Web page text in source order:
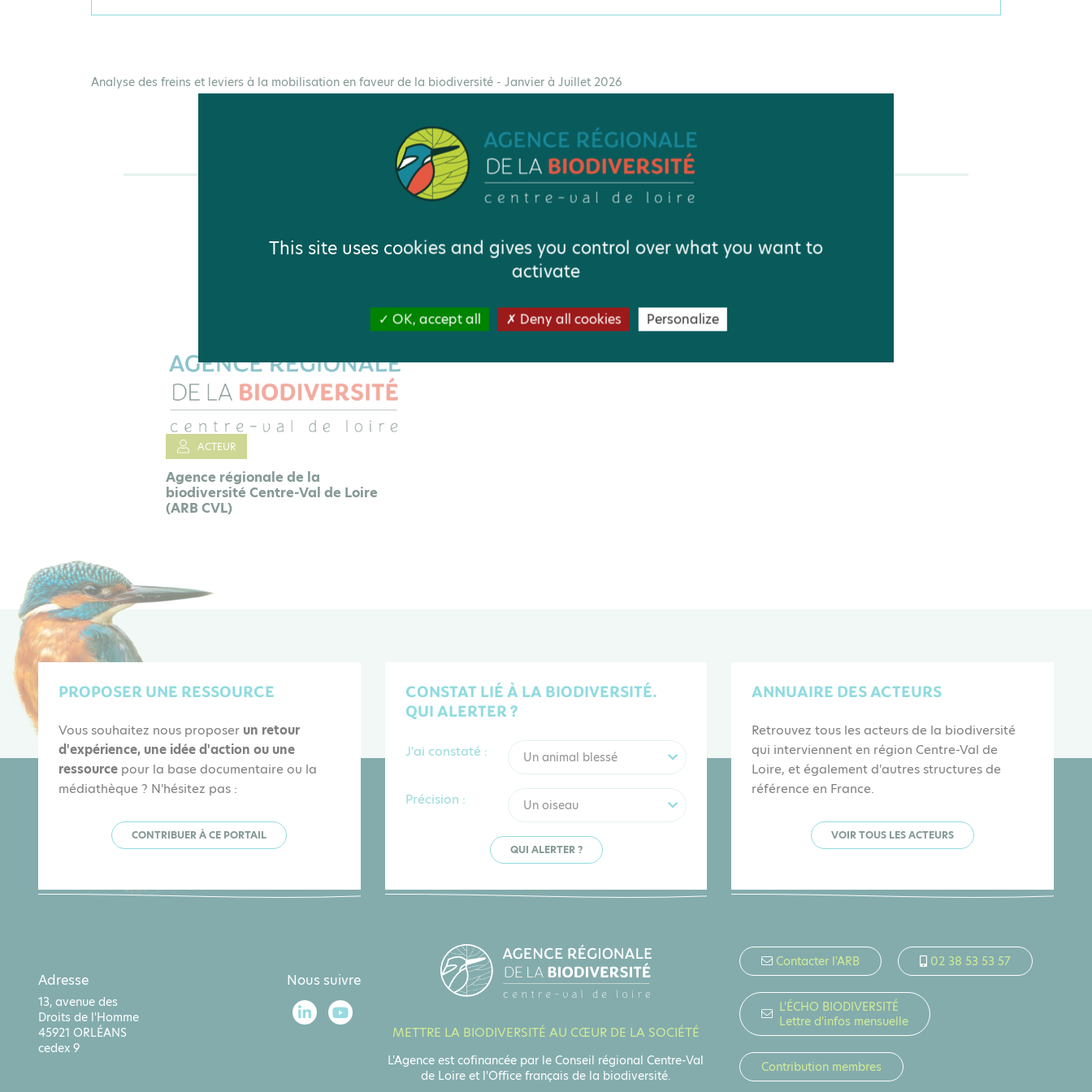
Analyse des freins et leviers à la mobilisation en faveur de la biodiversité - Janvier à Juillet 2026
Ce contact est associé à
ACTEUR
Agence régionale de la
biodiversité Centre-Val de Loire
(ARB CVL)
PROPOSER UNE RESSOURCE
Vous souhaitez nous proposer un retour
d'expérience, une idée d'action ou une
ressource pour la base documentaire ou la
médiathèque ? N'hésitez pas :
CONTRIBUER À CE PORTAIL
CONSTAT LIÉ À LA BIODIVERSITÉ.
QUI ALERTER ?
J'ai constaté : Un animal blessé
Précision : Un oiseau
QUI ALERTER ?
ANNUAIRE DES ACTEURS
Retrouvez tous les acteurs de la biodiversité
qui interviennent en région Centre-Val de
Loire, et également d'autres structures de
référence en France.
VOIR TOUS LES ACTEURS
Adresse
13, avenue des
Droits de l'Homme
45921 ORLÉANS
cedex 9
Nous suivre
METTRE LA BIODIVERSITÉ AU CŒUR DE LA SOCIÉTÉ
L'Agence est cofinancée par le Conseil régional Centre-Val
de Loire et l'Office français de la biodiversité.
Contacter l'ARB 02 38 53 53 57
L'ÉCHO BIODIVERSITÉ
Lettre d'infos mensuelle
Contribution membres
This site uses cookies and gives you control over what you want to
activate
OK, accept all Deny all cookies Personalize